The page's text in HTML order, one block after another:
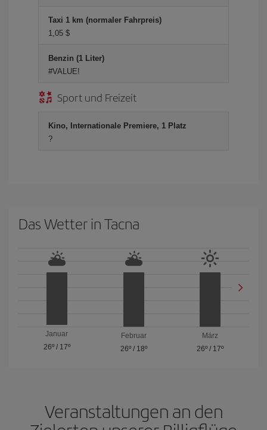
Taxi 1 km (normaler Fahrpreis)
1,05 $
Benzin (1 Liter)
#VALUE!
Sport und Freizeit
Kino, Internationale Premiere, 1 Platz
?
Das Wetter in Tacna
Januar
26º/ 17º
Februar
26º/ 18º
März
26º / 17º
Veranstaltungen an den